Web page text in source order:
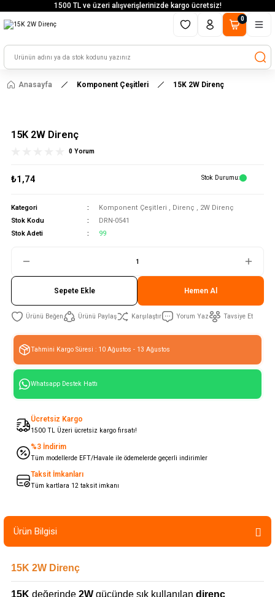
1500 TL ve üzeri alışverişlerinizde kargo ücretsiz!
0
Anasayfa Komponent Çeşitleri 15K 2W Direnç
15K 2W Direnç
0 Yorum
₺1,74 Stok Durumu
Kategori Komponent Çeşitleri , Direnç , 2W Direnç
Stok Kodu
DRN-0541
Stok Adeti
99
Sepete Ekle Hemen Al
Ürünü Paylaş Karşılaştır Yorum Yaz Tavsiye Et
Tahmini Kargo Süresi : 10 Ağustos - 13 Ağustos
Whatsapp Destek Hattı
Ücretsiz Kargo
1500 TL Üzeri ücretsiz kargo fırsatı!
%3 İndirim
Tüm modellerde EFT/Havale ile ödemelerde geçerli indirimler
Taksit İmkanları
Tüm kartlara 12 taksit imkanı
Ürün Bilgisi
15K 2W Direnç
15K değerinde 2W gücünde sık kullanılan direnç